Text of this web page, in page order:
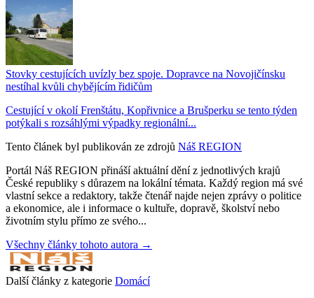
Stovky cestujících uvízly bez spoje. Dopravce na Novojičínsku
nestíhal kvůli chybějícím řidičům
Cestující v okolí Frenštátu, Kopřivnice a Brušperku se tento týden
potýkali s rozsáhlými výpadky regionální...
Tento článek byl publikován ze zdrojů Náš REGION
Portál Náš REGION přináší aktuální dění z jednotlivých krajů
České republiky s důrazem na lokální témata. Každý region má své
vlastní sekce a redaktory, takže čtenář najde nejen zprávy o politice
a ekonomice, ale i informace o kultuře, dopravě, školství nebo
životním stylu přímo ze svého...
Všechny články tohoto autora →
Další články z kategorie Domácí